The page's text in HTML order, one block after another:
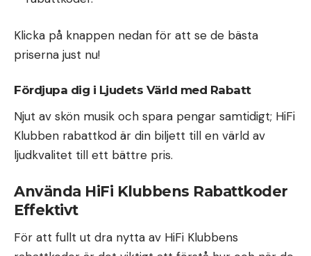
Klicka på knappen nedan för att se de bästa
priserna just nu!
Fördjupa dig i Ljudets Värld med Rabatt
Njut av skön musik och spara pengar samtidigt; HiFi
Klubben rabattkod är din biljett till en värld av
ljudkvalitet till ett bättre pris.
Använda HiFi Klubbens Rabattkoder
Effektivt
För att fullt ut dra nytta av HiFi Klubbens